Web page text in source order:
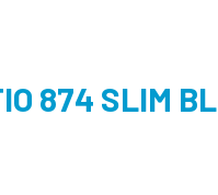
874 SLIM BL